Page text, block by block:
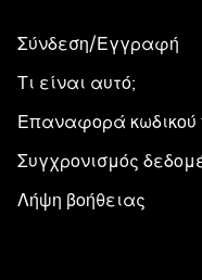
Σύνδεση/Εγγραφή
Τι είναι αυτό;
Επαναφορά κωδικού
Συγχρονισμός
Λήψη βοήθειας